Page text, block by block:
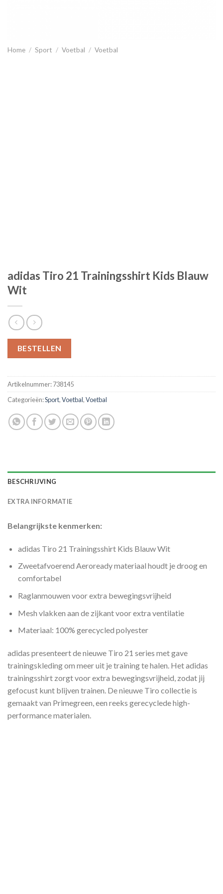
Home / Sport / Voetbal / Voetbal
adidas Tiro 21 Trainingsshirt Kids Blauw
Wit
BESTELLEN
Artikelnummer:738145
Categorieën:Sport,Voetbal,Voetbal
BESCHRIJVING
EXTRA INFORMATIE
Belangrijkste kenmerken:
adidas Tiro 21 Trainingsshirt Kids Blauw Wit
Zweetafvoerend Aeroready materiaal houdt je droog en
comfortabel
Raglanmouwen voor extra bewegingsvrijheid
Mesh vlakken aan de zijkant voor extra ventilatie
Materiaal: 100% gerecycled polyester
adidas presenteert de nieuwe Tiro 21 series met gave
trainingskleding om meer uit je training te halen. Het adidas
trainingsshirt zorgt voor extra bewegingsvrijheid, zodat jij
gefocust kunt blijven trainen. De nieuwe Tiro collectie is
gemaakt van Primegreen, een reeks gerecyclede high-
performance materialen.